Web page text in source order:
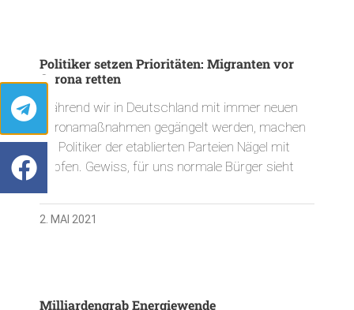
Politiker setzen Prioritäten: Migranten vor
Corona retten
Während wir in Deutschland mit immer neuen
Coronamaßnahmen gegängelt werden, machen
die Politiker der etablierten Parteien Nägel mit
Köpfen. Gewiss, für uns normale Bürger sieht
2. MAI 2021
Milliardengrab Energiewende